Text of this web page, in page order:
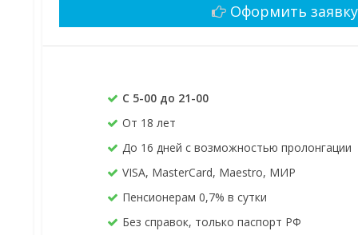
Оформить заявку
С 5-00 до 21-00
От 18 лет
До 16 дней с возможностью пролонгации
VISA, MasterCard, Maestro, МИР
Пенсионерам 0,7% в сутки
Без справок, только паспорт РФ